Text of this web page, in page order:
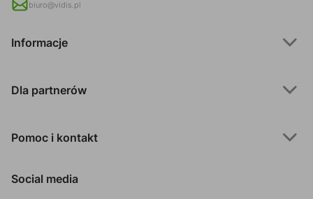
biuro@vidis.pl
Informacje
Dla partnerów
Pomoc i kontakt
Social media